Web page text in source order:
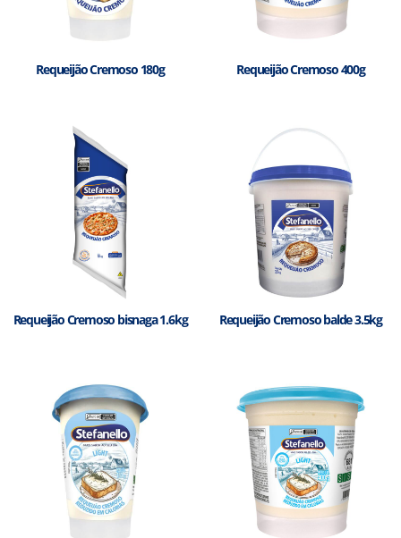
Requeijão Cremoso 180g Requeijão Cremoso 400g
Requeijão Cremoso bisnaga 1.6kg Requeijão Cremoso balde 3.5kg